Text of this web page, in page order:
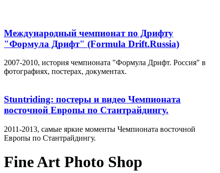
Международный чемпионат по Дрифту
"Формула Дрифт" (Formula Drift.Russia)
2007-2010, история чемпионата "Формула Дрифт. Россия" в
фотографиях, постерах, документах.
Stuntriding: постеры и видео Чемпионата
восточной Европы по Стантрайдингу.
2011-2013, самые яркие моменты Чемпионата восточной
Европы по Стантрайдингу.
Fine Art Photo Shop